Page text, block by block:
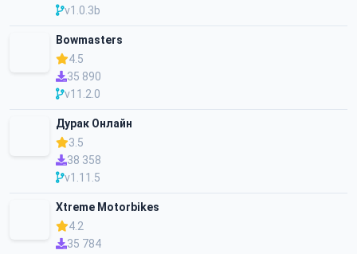
v1.0.3b
Bowmasters
4.5
35 890
v11.2.0
Дурак Онлайн
3.5
38 358
v1.11.5
Xtreme Motorbikes
4.2
35 784